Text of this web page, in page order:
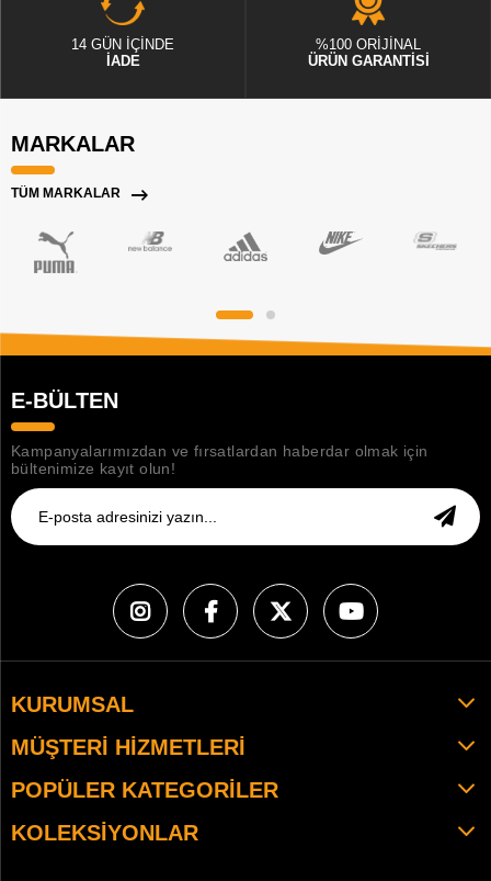
14 GÜN İÇİNDE
İADE
%100 ORİJİNAL
ÜRÜN GARANTİSİ
MARKALAR
TÜM MARKALAR
E-BÜLTEN
Kampanyalarımızdan ve fırsatlardan haberdar olmak için
bültenimize kayıt olun!
KURUMSAL
MÜŞTERI HIZMETLERI
POPÜLER KATEGORILER
KOLEKSIYONLAR